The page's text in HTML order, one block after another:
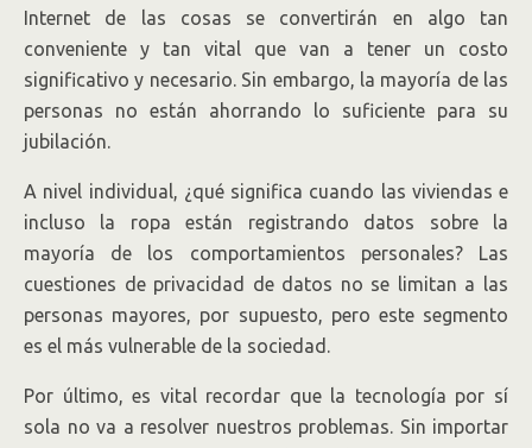
Internet de las cosas se convertirán en algo tan
conveniente y tan vital que van a tener un costo
significativo y necesario. Sin embargo, la mayoría de las
personas no están ahorrando lo suficiente para su
jubilación.
A nivel individual, ¿qué significa cuando las viviendas e
incluso la ropa están registrando datos sobre la
mayoría de los comportamientos personales? Las
cuestiones de privacidad de datos no se limitan a las
personas mayores, por supuesto, pero este segmento
es el más vulnerable de la sociedad.
Por último, es vital recordar que la tecnología por sí
sola no va a resolver nuestros problemas. Sin importar